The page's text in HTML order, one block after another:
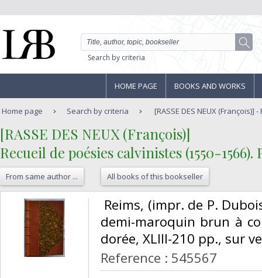
Search by criteria
HOME PAGE BOOKS AND WORKS
Home page Search by criteria [RASSE DES NEUX (François)]
‎[RASSE DES NEUX (François)]‎
‎Recueil de poésies calvinistes (1550-1566).
From same author ... All books of this bookseller
Reims, (impr. de P.
demi-maroquin brun à
dorée, XLIII-210 pp., sur
Reference : 545567